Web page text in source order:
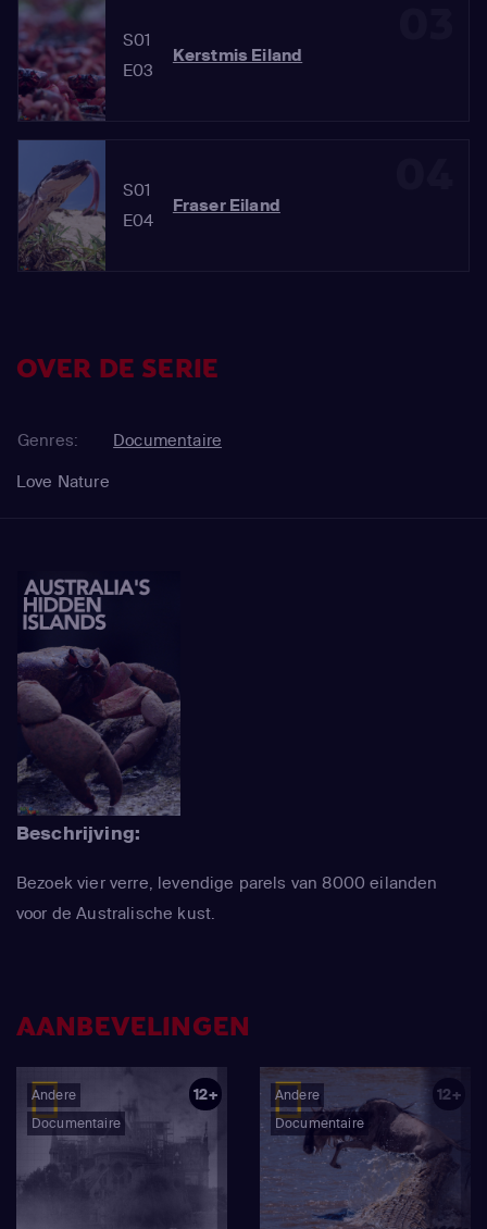
S01
E03
Kerstmis Eiland
S01
E04
Fraser Eiland
OVER DE SERIE
Genres:
Documentaire
Love Nature
Beschrijving:
Bezoek vier verre, levendige parels van 8000 eilanden
voor de Australische kust.
AANBEVELINGEN
Andere
Documentaire
12+
Andere
Documentaire
12+